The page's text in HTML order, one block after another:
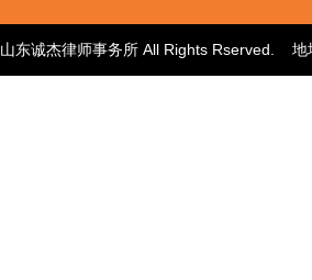
山东诚杰律师事务所 All Rights Rserved.